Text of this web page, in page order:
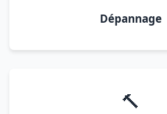
Dépannage
🔨